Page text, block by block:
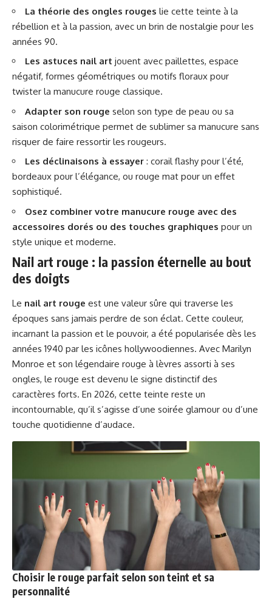
La théorie des ongles rouges lie cette teinte à la
rébellion et à la passion, avec un brin de nostalgie pour les
années 90.
Les astuces nail art jouent avec paillettes, espace
négatif, formes géométriques ou motifs floraux pour
twister la manucure rouge classique.
Adapter son rouge selon son type de peau ou sa
saison colorimétrique permet de sublimer sa manucure sans
risquer de faire ressortir les rougeurs.
Les déclinaisons à essayer : corail flashy pour l’été,
bordeaux pour l’élégance, ou rouge mat pour un effet
sophistiqué.
Osez combiner votre manucure rouge avec des
accessoires dorés ou des touches graphiques pour un
style unique et moderne.
Nail art rouge : la passion éternelle au bout
des doigts
Le nail art rouge est une valeur sûre qui traverse les
époques sans jamais perdre de son éclat. Cette couleur,
incarnant la passion et le pouvoir, a été popularisée dès les
années 1940 par les icônes hollywoodiennes. Avec Marilyn
Monroe et son légendaire rouge à lèvres assorti à ses
ongles, le rouge est devenu le signe distinctif des
caractères forts. En 2026, cette teinte reste un
incontournable, qu’il s’agisse d’une soirée glamour ou d’une
touche quotidienne d’audace.
Choisir le rouge parfait selon son teint et sa
personnalité